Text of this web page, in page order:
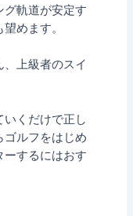
グ軌道が安定す
めます。
、上級者のスイ
いくだけで正し
ゴルフをはじめ
ーするにはおす